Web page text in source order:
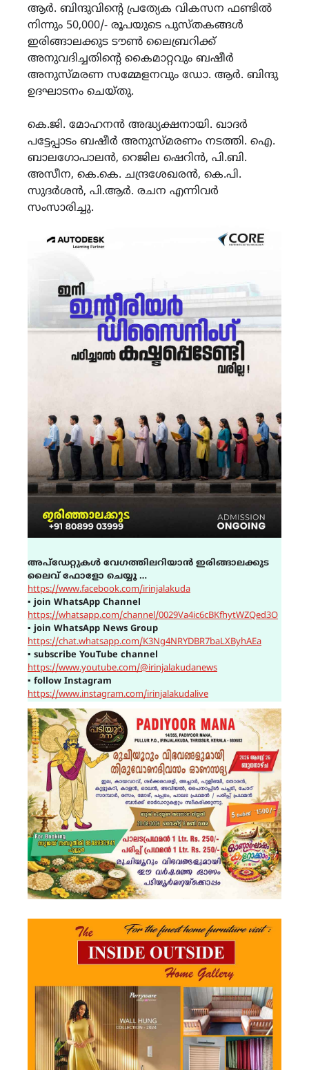
ആർ. ബിന്ദുവിൻ്റെ പ്രത്യേക വികസന ഫണ്ടിൽ
നിന്നും 50,000/- രൂപയുടെ പുസ്തകങ്ങൾ
ഇരിങ്ങാലക്കുട ടൗൺ ലൈബ്രറിക്ക്
അനുവദിച്ചതിൻ്റെ കൈമാറ്റവും ബഷീർ
അനുസ്മരണ സമ്മേളനവും ഡോ. ആർ. ബിന്ദു
ഉദഘാടനം ചെയ്തു.
കെ.ജി. മോഹനൻ അദ്ധ്യക്ഷനായി. ഖാദർ
പട്ടേപ്പാടം ബഷീർ അനുസ്മരണം നടത്തി. ഐ.
ബാലഗോപാലൻ, റെജില ഷെറിൻ, പി.ബി.
അസീന, കെ.കെ. ചന്ദ്രശേഖരൻ, കെ.പി.
സുദർശൻ, പി.ആർ. രചന എന്നിവർ
സംസാരിച്ചു.
അപ്ഡേറ്റുകൾ വേഗത്തിലറിയാൻ ഇരിങ്ങാലക്കുട
ലൈവ് ഫോളോ ചെയ്യൂ …
https://www.facebook.com/irinjalakuda
▪join WhatsApp Channel
https://whatsapp.com/channel/0029Va4ic6cBKfhytWZQed3O
▪join WhatsApp News Group
https://chat.whatsapp.com/K3Ng4NRYDBR7baLXByhAEa
▪ subscribe YouTube channel
https://www.youtube.com/@irinjalakudanews
▪ follow Instagram
https://www.instagram.com/irinjalakudalive